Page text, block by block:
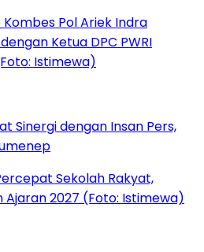
Sinergi dengan Insan Pers,